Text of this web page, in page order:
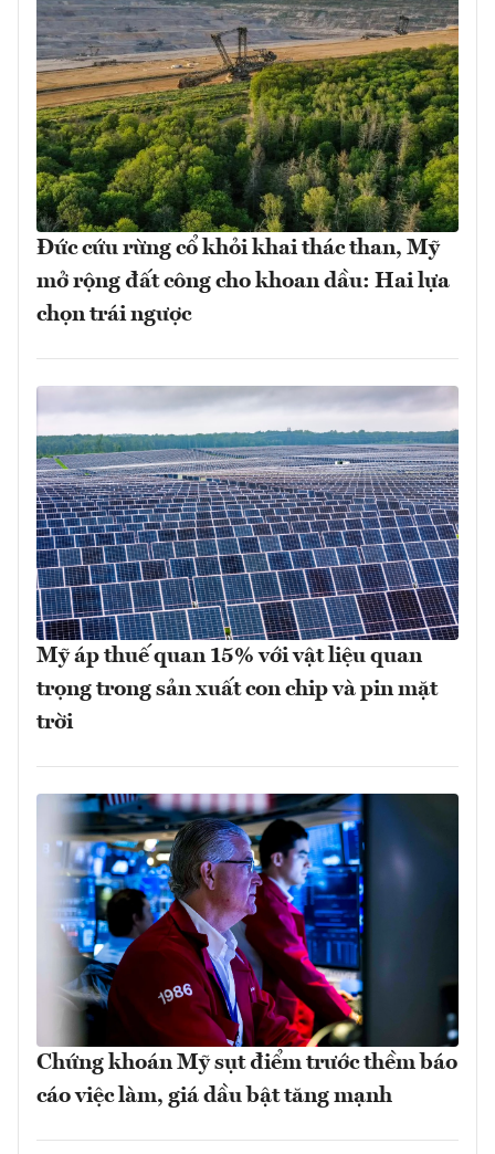
Đức cứu rừng cổ khỏi khai thác than, Mỹ
mở rộng đất công cho khoan dầu: Hai lựa
chọn trái ngược
Mỹ áp thuế quan 15% với vật liệu quan
trọng trong sản xuất con chip và pin mặt
trời
Chứng khoán Mỹ sụt điểm trước thềm báo
cáo việc làm, giá dầu bật tăng mạnh